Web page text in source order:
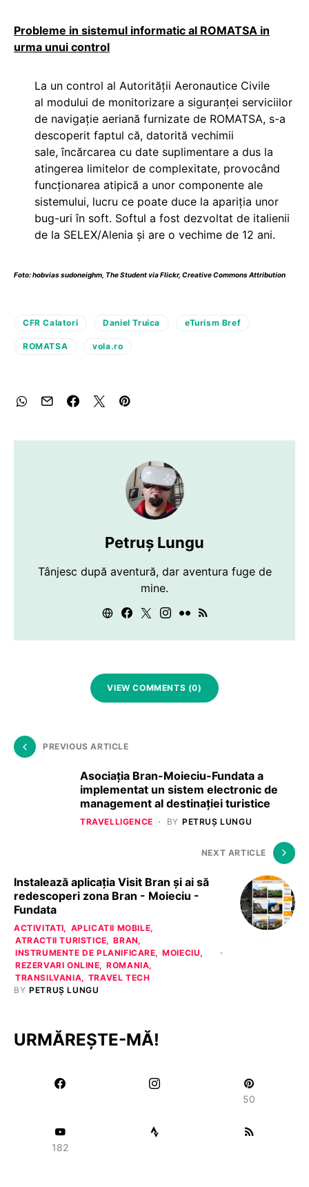
Probleme in sistemul informatic al ROMATSA in
urma unui control
La un control al Autorității Aeronautice Civile
al modului de monitorizare a siguranței serviciilor
de navigație aeriană furnizate de ROMATSA, s-a
descoperit faptul că, datorită vechimii
sale, încărcarea cu date suplimentare a dus la
atingerea limitelor de complexitate, provocând
funcționarea atipică a unor componente ale
sistemului, lucru ce poate duce la apariția unor
bug-uri în soft. Softul a fost dezvoltat de italienii
de la SELEX/Alenia și are o vechime de 12 ani.
Foto:hobvias sudoneighm The Studentvia Flickr, Creative Commons Attribution
CFR Calatori Daniel Truica eTurism Bref
ROMATSA vola.ro
Petruș Lungu
Tânjesc după aventură, dar aventura fuge de
mine.
VIEW COMMENTS (0)
PREVIOUS ARTICLE
Asociația Bran-Moieciu-Fundata a
implementat un sistem electronic de
management al destinației turistice
TRAVELLIGENCE BY PETRUȘ LUNGU
NEXT ARTICLE
Instalează aplicația Visit Bran și ai să
redescoperi zona Bran - Moieciu -
Fundata
ACTIVITATI
APLICATII MOBILE
ATRACTII TURISTICE
BRAN
INSTRUMENTE DE PLANIFICARE
MOIECIU
REZERVARI ONLINE
ROMANIA
TRANSILVANIA
TRAVEL TECH
BY PETRUȘ LUNGU
URMĂREȘTE-MĂ!
50
182